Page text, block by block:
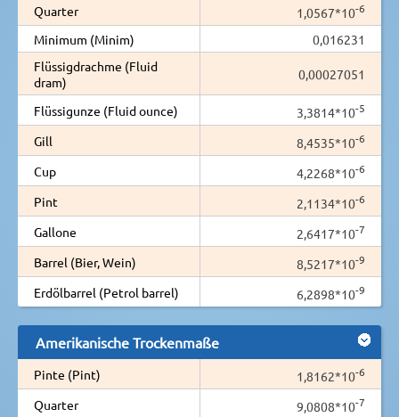
Quarter 1,0567*10-6
Minimum (Minim)
0,016231
Flüssigdrachme (Fluid
dram)
0,00027051
Flüssigunze (Fluid ounce) 3,3814*10-5
Gill 8,4535*10-6
Cup 4,2268*10-6
Pint 2,1134*10-6
Gallone 2,6417*10-7
Barrel (Bier, Wein) 8,5217*10-9
Erdölbarrel (Petrol barrel) 6,2898*10-9
Amerikanische Trockenmaße
Pinte (Pint) 1,8162*10-6
Quarter 9,0808*10-7